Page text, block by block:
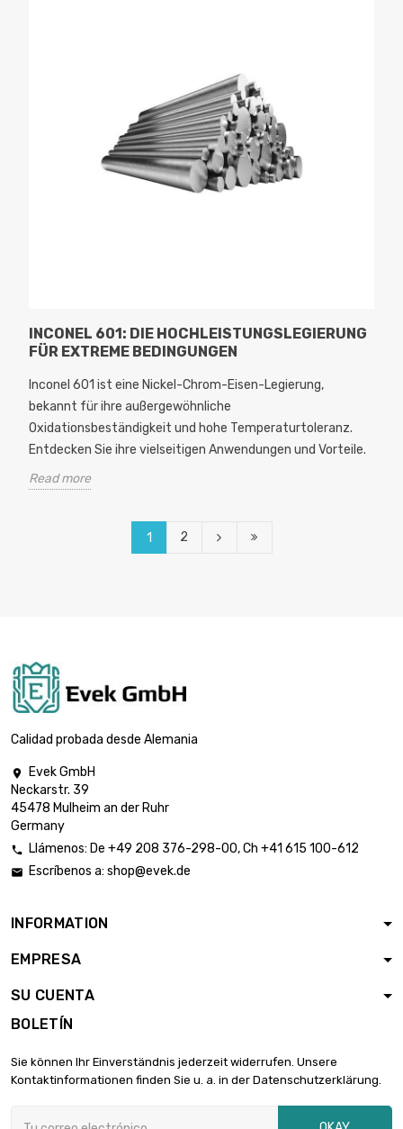
INCONEL 601: DIE HOCHLEISTUNGSLEGIERUNG
FÜR EXTREME BEDINGUNGEN
Inconel 601 ist eine Nickel-Chrom-Eisen-Legierung,
bekannt für ihre außergewöhnliche
Oxidationsbeständigkeit und hohe Temperaturtoleranz.
Entdecken Sie ihre vielseitigen Anwendungen und Vorteile.
Read more
1 2
Calidad probada desde Alemania

Evek GmbH
Neckarstr. 39
45478 Mulheim an der Ruhr
Germany
 Llámenos: De +49 208 376-298-00, Ch +41 615 100-612
 Escríbenos a: shop@evek.de
INFORMATION
EMPRESA
SU CUENTA
BOLETÍN
Sie können Ihr Einverständnis jederzeit widerrufen. Unsere
Kontaktinformationen finden Sie u. a. in der Datenschutzerklärung.